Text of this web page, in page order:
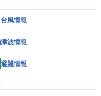
台風情報
津波情報
避難情報